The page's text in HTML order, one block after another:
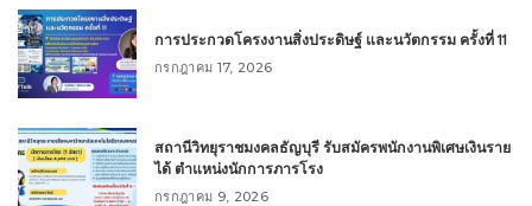
การประกวดโครงงานสิ่งประดิษฐ์ และนวัตกรรม ครั้งที่ 11
กรกฎาคม 17, 2026
สถานีวิทยุราชมงคลธัญบุรี รับสมัครพนักงานพิเศษเงินราย
ได้ ตำแหน่งนักการภารโรง
กรกฎาคม 9, 2026